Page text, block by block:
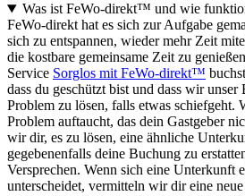
Was ist FeWo-direkt™ und wie
FeWo-direkt hat es sich zur Aufgabe
sich zu entspannen, wieder mehr Zeit
die kostbare gemeinsame Zeit zu
Service Sorglos mit FeWo-direkt™
dass du geschützt bist und dass wir unser
Problem zu lösen, falls etwas schiefgeht.
Problem auftaucht, das dein Gastgeber
wir dir, es zu lösen, eine ähnliche
gegebenenfalls deine Buchung zu
Versprechen. Wenn sich eine Unterkunft
unterscheidet, vermitteln wir dir eine